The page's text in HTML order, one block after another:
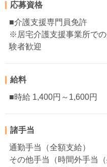
応募資格
■介護支援専門員免許
※居宅介護支援事業所で
験者歓迎
給料
■時給 1,400円～1,600円
諸手当
通勤手当（全額支給）
その他手当（時間外手当